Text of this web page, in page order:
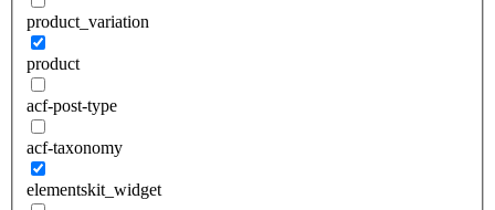
product_variation
product
acf-post-type
acf-taxonomy
elementskit_widget